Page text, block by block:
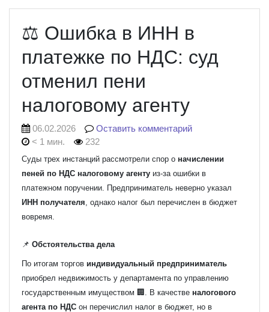
⚖️ Ошибка в ИНН в
платежке по НДС: суд
отменил пени
налоговому агенту
06.02.2026
Оставить комментарий
< 1 мин.
232
Суды трех инстанций рассмотрели спор о начислении
пеней по НДС налоговому агенту из-за ошибки в
платежном поручении. Предприниматель неверно указал
ИНН получателя , однако налог был перечислен в бюджет
вовремя.
📌 Обстоятельства дела
По итогам торгов индивидуальный предприниматель
приобрел недвижимость у департамента по управлению
государственным имуществом 🏢. В качестве налогового
агента по НДС он перечислил налог в бюджет, но в